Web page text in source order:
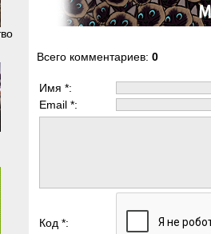
Всего комментариев: 0
Имя *:
Email *:
Код *: